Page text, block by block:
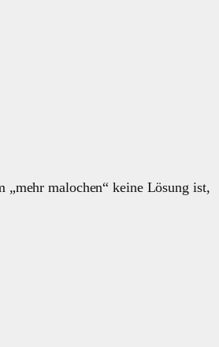
malochen“ keine Lösung ist,